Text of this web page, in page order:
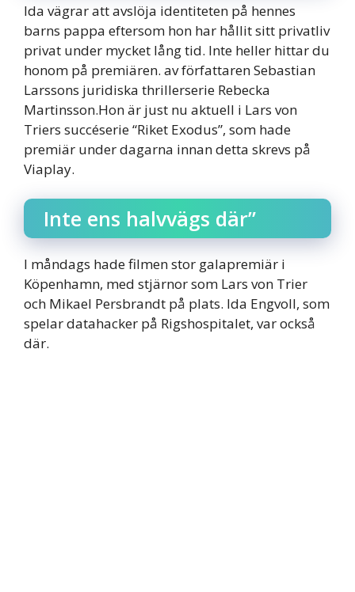
Ida vägrar att avslöja identiteten på hennes
barns pappa eftersom hon har hållit sitt privatliv
privat under mycket lång tid. Inte heller hittar du
honom på premiären. av författaren Sebastian
Larssons juridiska thrillerserie Rebecka
Martinsson.Hon är just nu aktuell i Lars von
Triers succéserie “Riket Exodus”, som hade
premiär under dagarna innan detta skrevs på
Viaplay.
Inte ens halvvägs där”
I måndags hade filmen stor galapremiär i
Köpenhamn, med stjärnor som Lars von Trier
och Mikael Persbrandt på plats. Ida Engvoll, som
spelar datahacker på Rigshospitalet, var också
där.